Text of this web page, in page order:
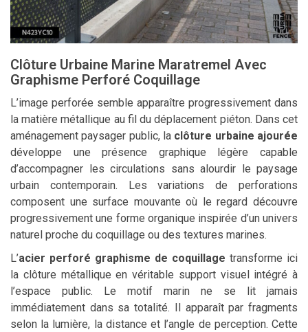
Clôture Urbaine Marine Maratremel Avec
Graphisme Perforé Coquillage
L’image perforée semble apparaître progressivement dans
la matière métallique au fil du déplacement piéton. Dans cet
aménagement paysager public, la clôture urbaine ajourée
développe une présence graphique légère capable
d’accompagner les circulations sans alourdir le paysage
urbain contemporain. Les variations de perforations
composent une surface mouvante où le regard découvre
progressivement une forme organique inspirée d’un univers
naturel proche du coquillage ou des textures marines.
L’acier perforé graphisme de coquillage transforme ici
la clôture métallique en véritable support visuel intégré à
l’espace public. Le motif marin ne se lit jamais
immédiatement dans sa totalité. Il apparaît par fragments
selon la lumière, la distance et l’angle de perception. Cette